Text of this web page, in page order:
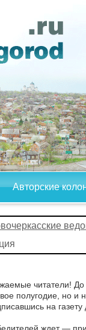
Авторские
читатели! До
полугодие, но и
на